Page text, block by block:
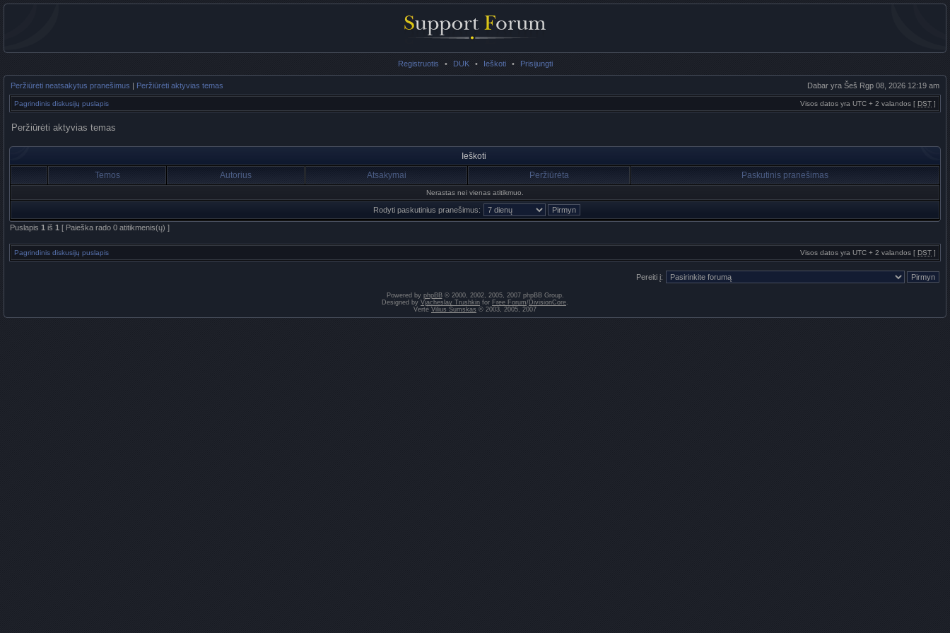
Registruotis • DUK • Ieškoti • Prisijungti
Peržiūrėti neatsakytus pranešimus | Peržiūrėti aktyvias temas Dabar yra Šeš Rgp 08, 2026 12:19 am
Pagrindinis diskusijų puslapis Visos datos yra UTC + 2 valandos [ DST ]
Peržiūrėti aktyvias temas
Ieškoti
Temos
Autorius Atsakymai Peržiūrėta Paskutinis pranešimas
Nerastas nei vienas atitikmuo.
Rodyti paskutinius pranešimus:
Puslapis 1 iš 1 [ Paieška rado 0 atitikmenis(ų) ]
Pagrindinis diskusijų puslapis Visos datos yra UTC + 2 valandos [ DST ]
Pereiti į:
Powered by phpBB© 2000, 2002, 2005, 2007 phpBB Group.
Designed by Vjacheslav Trushkin for Free Forum/DivisionCore.
Vertė Vilius Šumskas © 2003, 2005, 2007